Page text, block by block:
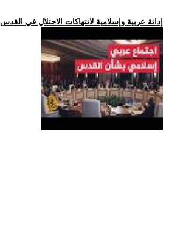
.. إدانة عربية وإسلامية لانتهاكات الاحتلال في القدس